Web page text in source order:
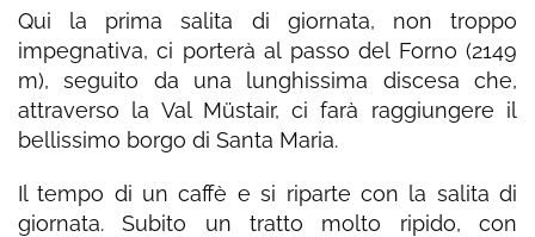
Qui la prima salita di giornata, non troppo
impegnativa, ci porterà al passo del Forno (2149
m), seguito da una lunghissima discesa che,
attraverso la Val Müstair, ci farà raggiungere il
bellissimo borgo di Santa Maria.
Il tempo di un caffè e si riparte con la salita di
giornata. Subito un tratto molto ripido, con